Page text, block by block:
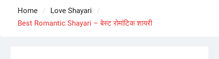
Home
Love Shayari
Best Romantic Shayari – बेस्ट रोमांटिक शायरी